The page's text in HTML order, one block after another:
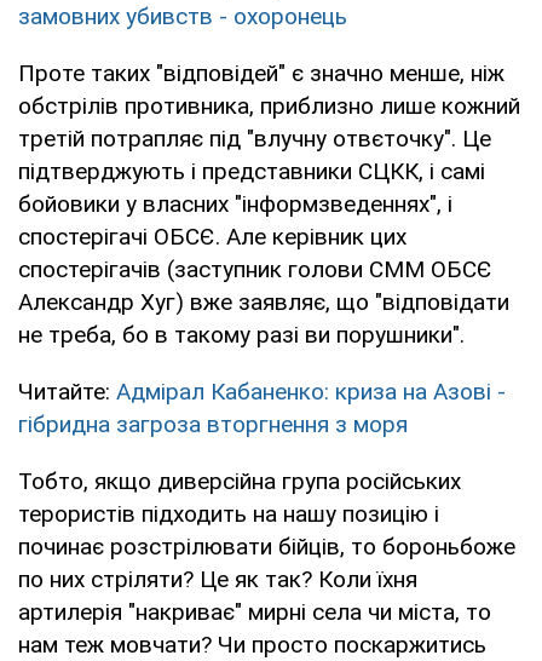
замовних убивств - охоронець
Проте таких "відповідей" є значно менше, ніж
обстрілів противника, приблизно лише кожний
третій потрапляє під "влучну отвєточку". Це
підтверджують і представники СЦКК, і самі
бойовики у власних "інформзведеннях", і
спостерігачі ОБСЄ. Але керівник цих
спостерігачів (заступник голови СММ ОБСЄ
Александр Хуг) вже заявляє, що "відповідати
не треба, бо в такому разі ви порушники".
Читайте: Адмірал Кабаненко: криза на Азові -
гібридна загроза вторгнення з моря
Тобто, якщо диверсійна група російських
терористів підходить на нашу позицію і
починає розстрілювати бійців, то бороньбоже
по них стріляти? Це як так? Коли їхня
артилерія "накриває" мирні села чи міста, то
нам теж мовчати? Чи просто поскаржитись